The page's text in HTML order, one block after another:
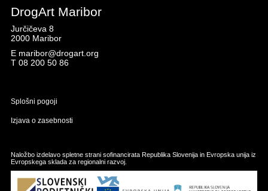
DrogArt Maribor
Jurčičeva 8
2000 Maribor
E maribor@drogart.org
T 08 200 50 86
Splošni pogoji
Izjava o zasebnosti
Naložbo izdelavo spletne strani sofinancirata Republika Slovenija in Evropska unija iz
Evropskega sklada za regionalni razvoj.